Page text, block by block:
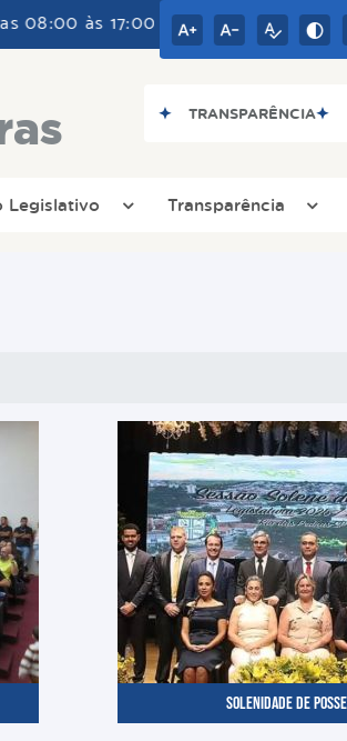
às 17:00 e as Sextas das 08:00 às
TRANSPARÊNCIA
Legislativo Transparência
SOLENIDADE DE